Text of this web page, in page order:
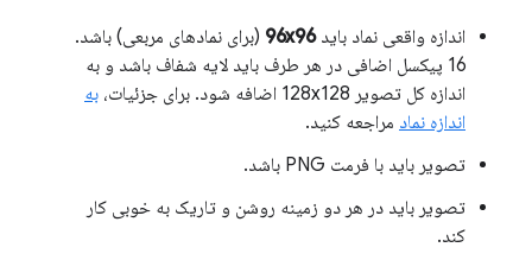
اندازه واقعی نماد باید96x96 (برای نمادهای مربعی) باشد.
16 پیکسل اضافی در هر طرف باید لایه شفاف باشد و به
اندازه کل تصویر 128x128 اضافه شود. برای جزئیات،
به
اندازه نماد مراجعه کنید.
تصویر باید با فرمت PNG باشد.
تصویر باید در هر دو زمینه روشن و تاریک به خوبی کار
کند.